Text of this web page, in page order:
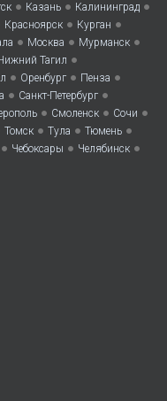
• Казань • Калининград •
Красноярск • Курган •
• Москва • Мурманск •
Тагил •
• Оренбург • Пенза •
• Санкт-Петербург •
• Смоленск • Сочи •
Томск • Тула • Тюмень •
• Чебоксары • Челябинск •